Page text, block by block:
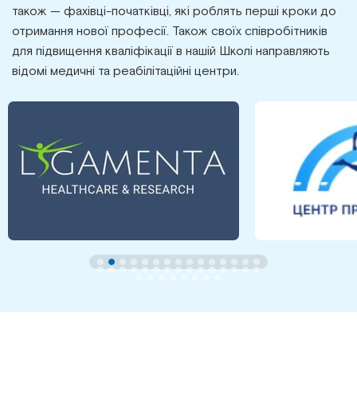
також — фахівці-початківці, які роблять перші кроки до
отримання нової професії. Також своїх співробітників
для підвищення кваліфікації в нашій Школі направляють
відомі медичні та реабілітаційні центри.